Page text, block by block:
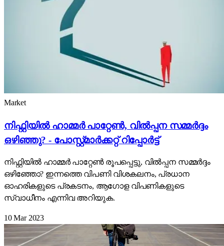
Market
നിഫ്റ്റിയിൽ ഹാമ്മർ പാറ്റേൺ, വിൽപ്പന സമ്മർദ്ദം
ഒഴിഞ്ഞു? - പോസ്റ്റ്മാർക്കറ്റ് റിപ്പോർട്ട്
നിഫ്റ്റിയിൽ ഹാമ്മർ പാറ്റേൺ രൂപപ്പെട്ടു, വിൽപ്പന സമ്മർദ്ദം
ഒഴിഞ്ഞോ? ഇന്നത്തെ വിപണി വിശകലനം, പ്രധാന
ഓഹരികളുടെ പ്രകടനം, ആഗോള വിപണികളുടെ
സ്വാധീനം എന്നിവ അറിയുക.
10 Mar 2023